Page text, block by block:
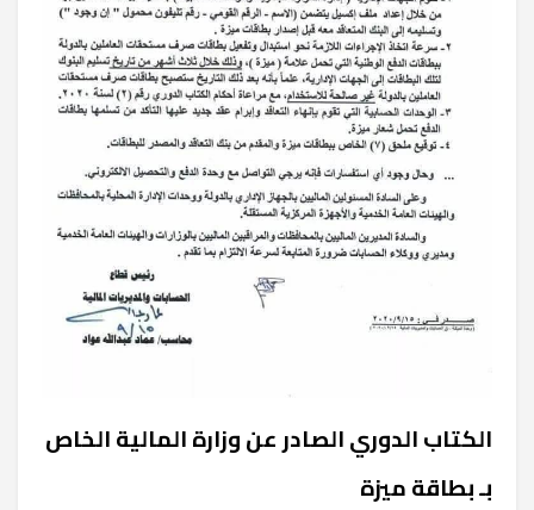
الكتاب الدوري الصادر عن وزارة المالية الخاص
بـ بطاقة ميزة